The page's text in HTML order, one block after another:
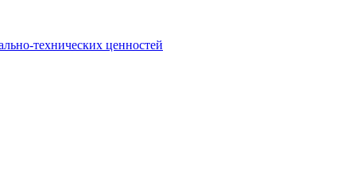
технических ценностей